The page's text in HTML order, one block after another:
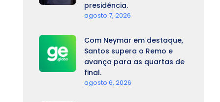
presidência.
agosto 7, 2026
Com Neymar em destaque,
Santos supera o Remo e
avança para as quartas de
final.
agosto 6, 2026